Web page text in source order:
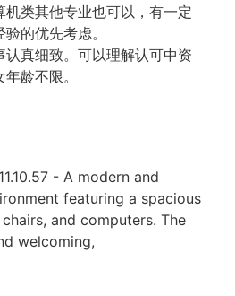
机类其他专业也可以，有一定
的优先考虑。
认真细致。可以理解认可中资
龄不限。